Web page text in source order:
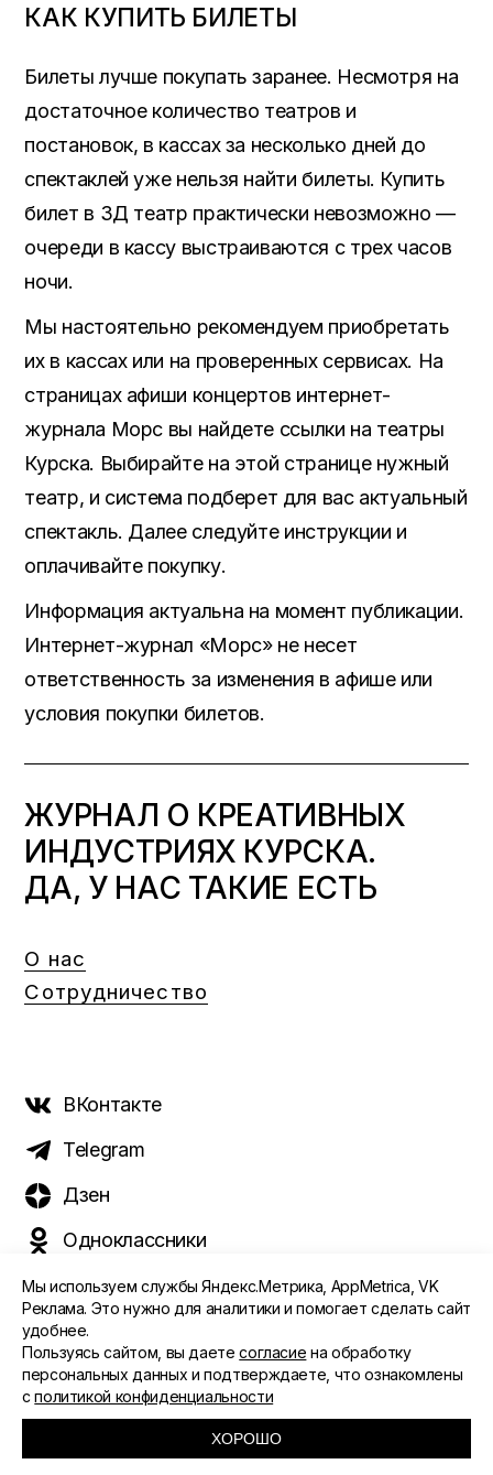
КАК КУПИТЬ БИЛЕТЫ
Билеты лучше покупать заранее. Несмотря на
достаточное количество театров и
постановок, в кассах за несколько дней до
спектаклей уже нельзя найти билеты. Купить
билет в 3Д театр практически невозможно —
очереди в кассу выстраиваются с трех часов
ночи.
Мы настоятельно рекомендуем приобретать
их в кассах или на проверенных сервисах. На
страницах афиши концертов интернет-
журнала Морс вы найдете ссылки на театры
Курска. Выбирайте на этой странице нужный
театр, и система подберет для вас актуальный
спектакль. Далее следуйте инструкции и
оплачивайте покупку.
Информация актуальна на момент публикации.
Интернет-журнал «Морс» не несет
ответственность за изменения в афише или
условия покупки билетов.
ЖУРНАЛ О КРЕАТИВНЫХ
ИНДУСТРИЯХ КУРСКА.
ДА, У НАС ТАКИЕ ЕСТЬ
О нас
Сотрудничество
ВКонтакте
Telegram
Дзен
Одноклассники
©️ 2015 - 2026 Интернет-журнал «Морс». Все права
защищены
ПОЛИТИКА ОБРАБОТКИ ПЕРСОНАЛЬНЫХ ДАННЫХ
СОГЛАСИЕ ПОЛЬЗОВАТЕЛЯ
Мы используем службы Яндекс.Метрика, AppMetrica, VK
Реклама. Это нужно для аналитики и помогает сделать сайт
удобнее.
Пользуясь сайтом, вы даетесогласие на обработку
персональных данных и подтверждаете, что ознакомлены
сполитикой конфиденциальности
ХОРОШО